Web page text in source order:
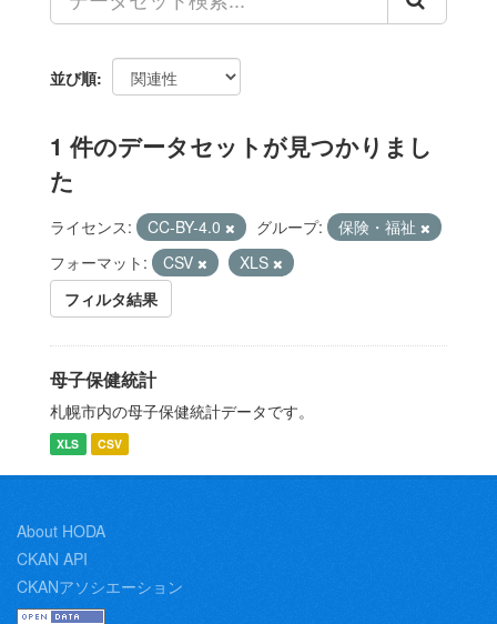
並び順
1 件のデータセットが見つかりまし
た
ライセンス: CC-BY-4.0 グループ:
保険・福祉
フォーマット:
CSV
XLS
フィルタ結果
母子保健統計
札幌市内の母子保健統計データです。
XLS CSV
About HODA
CKAN API
CKANアソシエーション